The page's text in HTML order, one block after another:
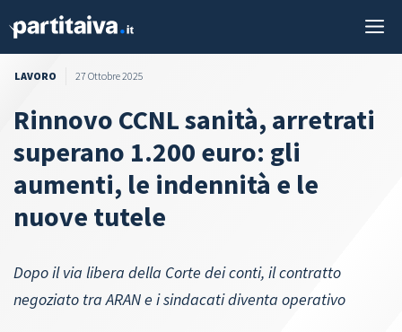
LAVORO 27 Ottobre 2025
Rinnovo CCNL sanità, arretrati
superano 1.200 euro: gli
aumenti, le indennità e le
nuove tutele
Dopo il via libera della Corte dei conti, il contratto
negoziato tra ARAN e i sindacati diventa operativo